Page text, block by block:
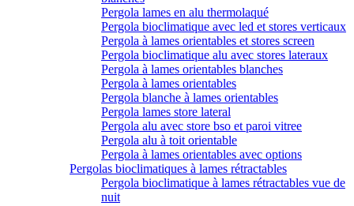
Pergola lames en alu thermolaqué
Pergola bioclimatique avec led et stores verticaux
Pergola à lames orientables et stores screen
Pergola bioclimatique alu avec stores lateraux
Pergola à lames orientables blanches
Pergola à lames orientables
Pergola blanche à lames orientables
Pergola lames store lateral
Pergola alu avec store bso et paroi vitree
Pergola alu à toit orientable
Pergola à lames orientables avec options
Pergolas bioclimatiques à lames rétractables
Pergola bioclimatique à lames rétractables vue de
nuit